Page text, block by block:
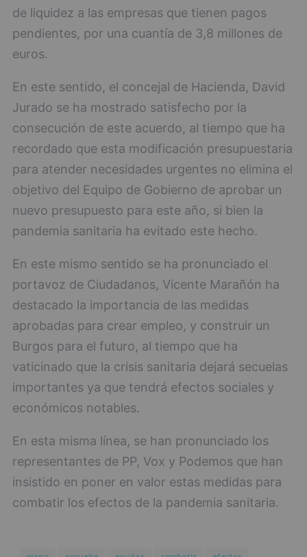
de liquidez a las empresas que tienen pagos
pendientes, por una cuantía de 3,8 millones de
euros.
En este sentido, el concejal de Hacienda, David
Jurado se ha mostrado satisfecho por la
consecución de este acuerdo, al tiempo que ha
recordado que esta modificación presupuestaria
para atender necesidades urgentes no elimina el
objetivo del Equipo de Gobierno de aprobar un
nuevo presupuesto para este año, si bien la
pandemia sanitaria ha evitado este hecho.
En este mismo sentido se ha pronunciado el
portavoz de Ciudadanos, Vicente Marañón ha
destacado la importancia de las medidas
aprobadas para crear empleo, y construir un
Burgos para el futuro, al tiempo que ha
vaticinado que la crisis sanitaria dejará secuelas
importantes ya que tendrá efectos sociales y
económicos notables.
En esta misma línea, se han pronunciado los
representantes de PP, Vox y Podemos que han
insistido en poner en valor estas medidas para
combatir los efectos de la pandemia sanitaria.